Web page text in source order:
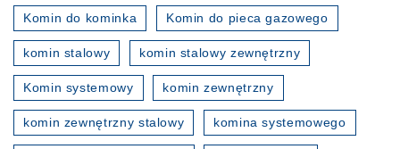
Komin do kominka Komin do pieca gazowego
komin stalowy komin stalowy zewnętrzny
Komin systemowy komin zewnętrzny
komin zewnętrzny stalowy komina systemowego